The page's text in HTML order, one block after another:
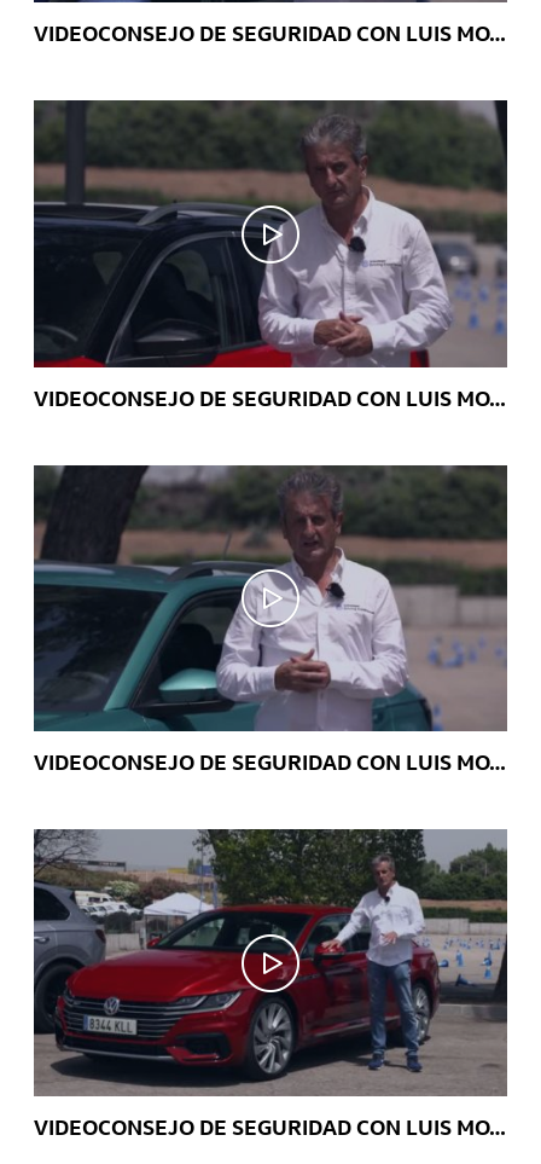
VIDEOCONSEJO DE SEGURIDAD CON LUIS MOYA: Evita distracciones al volante gracias al App-Connect
VIDEOCONSEJO DE SEGURIDAD CON LUIS MOYA: Detector de ángulo muerto y cámara trasera – T-Roc
VIDEOCONSEJO DE SEGURIDAD CON LUIS MOYA: Front Assist y Sistema de frenada de emergencia en ciudad – T-Cross
VIDEOCONSEJO DE SEGURIDAD CON LUIS MOYA – Cómo funciona el Emergency Assist